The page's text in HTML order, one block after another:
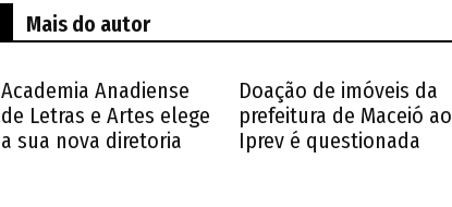
Mais do autor
Academia Anadiense
de Letras e Artes elege
a sua nova diretoria
Doação de imóveis da
prefeitura de Maceió ao
Iprev é questionada